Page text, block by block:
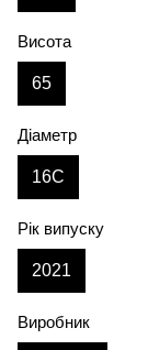
Висота
65
Діаметр
16C
Рік випуску
2021
Виробник